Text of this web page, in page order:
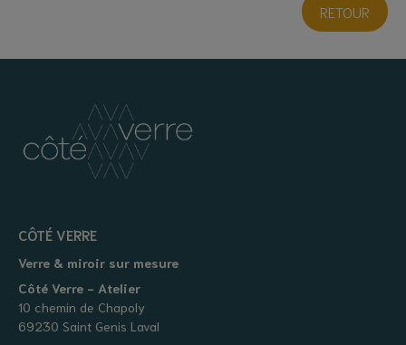
RETOUR
CÔTÉ VERRE
Verre & miroir sur mesure
Côté Verre - Atelier
10 chemin de Chapoly
69230 Saint Genis Laval